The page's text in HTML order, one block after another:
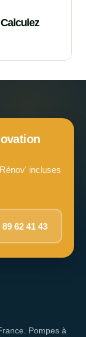
incluses
89 62 41 43
Pompes à